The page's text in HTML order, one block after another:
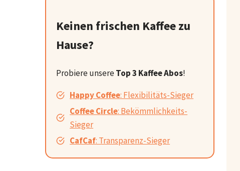
Keinen frischen Kaffee zu
Hause?
Probiere unsereTop 3 Kaffee Abos!
Happy Coffee: Flexibilitäts-Sieger
Coffee Circle: Bekömmlichkeits-
Sieger
CafCaf: Transparenz-Sieger